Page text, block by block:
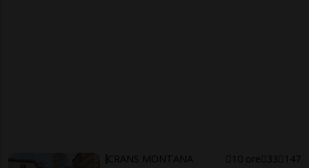
CRANS MONTANA 10 ore 33 147